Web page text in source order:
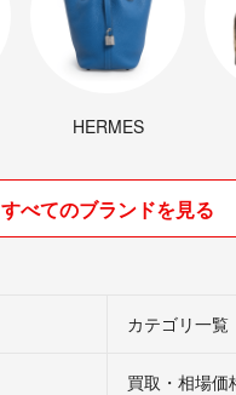
HERMES
すべてのブランドを見る
カテゴリ一覧
買取・相場価